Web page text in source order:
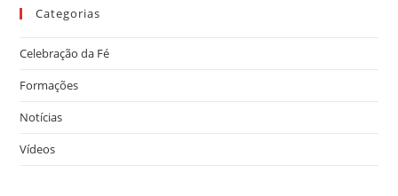
Categorias
Celebração da Fé
Formações
Notícias
Vídeos